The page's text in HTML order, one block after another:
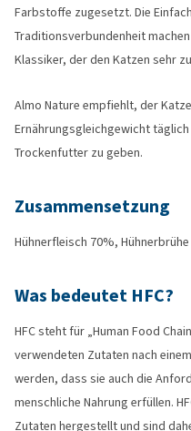
Farbstoffe zugesetzt. Die
Traditionsverbundenheit
Klassiker, der den Katzen sehr
Almo Nature empfiehlt, der
Ernährungsgleichgewicht
Trockenfutter zu geben.
Zusammensetzung
Hühnerfleisch 70%,
Was bedeutet HFC?
HFC steht für „Human Food
verwendeten Zutaten nach
werden, dass sie auch die
menschliche Nahrung erfüllen.
Zutaten hergestellt und sind